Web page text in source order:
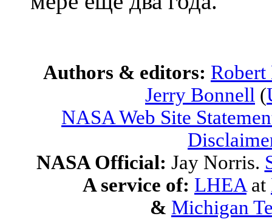
Authors & editors:
Jerry Bonnell (
NASA Web Site
NASA Official: Jay Norris.
A service of: LHEA at
& Michigan